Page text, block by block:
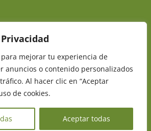
mejorar tu experiencia de
anuncios o contenido personalizados
Al hacer clic en “Aceptar
de cookies.
Aceptar todas
– VR Clinical Center Todos los
Derechos Reservados